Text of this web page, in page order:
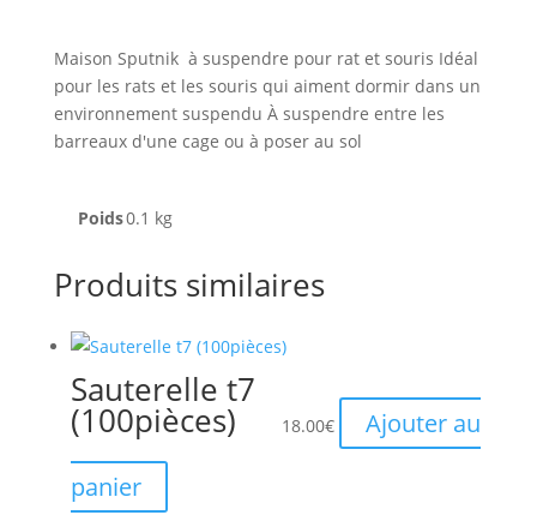
Maison Sputnik à suspendre pour rat et souris Idéal
pour les rats et les souris qui aiment dormir dans un
environnement suspendu À suspendre entre les
barreaux d'une cage ou à poser au sol
Poids0.1 kg
Produits similaires
Sauterelle t7
(100pièces) 18.00€
Ajouter au
panier